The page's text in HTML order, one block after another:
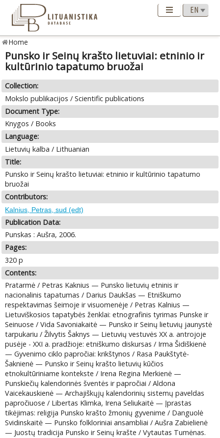
Home
Punsko ir Seinų krašto lietuviai: etninio ir
kultūrinio tapatumo bruožai
Collection:
Mokslo publikacijos / Scientific publications
Document Type:
Knygos / Books
Language:
Lietuvių kalba / Lithuanian
Title:
Punsko ir Seinų krašto lietuviai: etninio ir kultūrinio tapatumo
bruožai
Contributors:
Kalnius, Petras, sud (edt)
Publication Data:
Punskas : Aušra, 2006.
Pages:
320 p
Contents:
Pratarmė / Petras Kaknius — Punsko lietuvių etninis ir
nacionalinis tapatumas / Darius Daukšas — Etniškumo
respektavimas šeimoje ir visuomenėje / Petras Kalnius —
Lietuviškosios tapatybės ženklai: etnografinis tyrimas Punske ir
Seinuose / Vida Savoniakaitė — Punsko ir Seinų lietuvių jaunystė
tarpukariu / Žilvytis Šaknys — Lietuvių vestuvės XX a. antrojoje
pusėje - XXI a. pradžioje: etniškumo diskursas / Irma Šidiškienė
— Gyvenimo ciklo papročiai: krikštynos / Rasa Paukštytė-
Šaknienė — Punsko ir Seinų krašto lietuvių kūčios
etnokultūriniame kontekste / Irena Regina Merkienė —
Punskiečių kalendorinės šventės ir papročiai / Aldona
Vaicekauskienė — Archajiškųjų kalendorinių sistemų paveldas
papročiuose / Libertas Klimka, Irena Seliukaitė — Įprastas
tikėjimas: religija Punsko krašto žmonių gyvenime / Danguolė
Svidinskaitė — Punsko folkloriniai ansambliai / Aušra Zabielienė
— Juostų tradicija Punsko ir Seinų krašte / Vytautas Tumėnas.